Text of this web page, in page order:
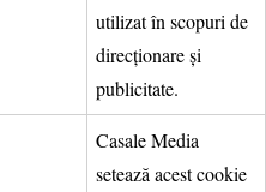
utilizat în scopuri de
direcționare și
publicitate.
Casale Media
setează acest cookie